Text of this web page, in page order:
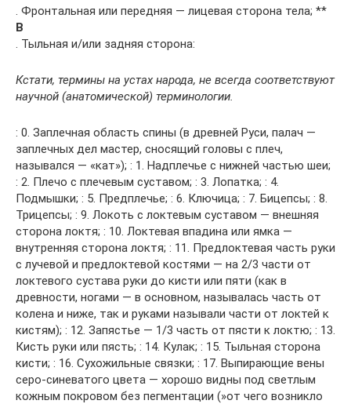
. Фронтальная или передняя — лицевая сторона тела; **
В
. Тыльная и/или задняя сторона:
Кстати, термины на устах народа, не всегда соответствуют
научной (анатомической) терминологии.
: 0. Заплечная область спины (в древней Руси, палач —
заплечных дел мастер, сносящий головы с плеч,
назывался — «кат»); : 1. Надплечье с нижней частью шеи;
: 2. Плечо с плечевым суставом; : 3. Лопатка; : 4.
Подмышки; : 5. Предплечье; : 6. Ключица; : 7. Бицепсы; : 8.
Трицепсы; : 9. Локоть с локтевым суставом — внешняя
сторона локтя; : 10. Локтевая впадина или ямка —
внутренняя сторона локтя; : 11. Предлоктевая часть руки
с лучевой и предлоктевой костями — на 2/3 части от
локтевого сустава руки до кисти или пяти (как в
древности, ногами — в основном, называлась часть от
колена и ниже, так и руками называли части от локтей к
кистям); : 12. Запястье — 1/3 часть от пясти к локтю; : 13.
Кисть руки или пясть; : 14. Кулак; : 15. Тыльная сторона
кисти; : 16. Сухожильные связки; : 17. Выпирающие вены
серо-синеватого цвета — хорошо видны под светлым
кожным покровом без пегментации (»от чего возникло